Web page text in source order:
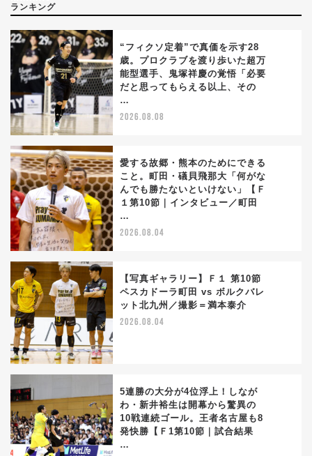
ランキング
“フィクソ定着”で真価を示す28
歳。プロクラブを渡り歩いた超万
能型選手、鬼塚祥慶の覚悟「必要
だと思ってもらえる以上、その
…
2026.08.08
愛する故郷・熊本のためにできる
こと。町田・礒貝飛那大「何がな
んでも勝たないといけない」【Ｆ
１第10節｜インタビュー／町田
…
2026.08.04
【写真ギャラリー】Ｆ１ 第10節
ペスカドーラ町田 vs ボルクバレ
ット北九州／撮影＝満本泰介
2026.08.04
5連勝の大分が4位浮上！しなが
わ・新井裕生は開幕から驚異の
10戦連続ゴール。王者名古屋も8
発快勝【Ｆ1第10節｜試合結果
…